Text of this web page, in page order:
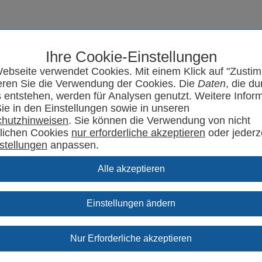
Ihre Cookie-Einstellungen
verwendet Cookies. Mit einem Klick auf
Sie die Verwendung der Cookies. Die Daten, die
entstehen, werden für Analysen genutzt. Weitere
in den Einstellungen sowie in unseren
. Sie können die Verwendung von nicht
Cookies
oder
anpassen.
Einstellungen ändern
Seminarprogramm SYRCode² Aktuelles Support Kontakt
Specials.